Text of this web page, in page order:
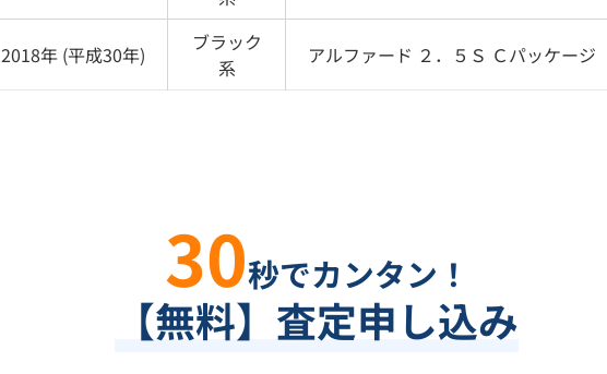
2018年 (平成30年)
ブラック
系
アルファード ２．５Ｓ Ｃパッケージ
30秒でカンタン！
【無料】査定申し込み